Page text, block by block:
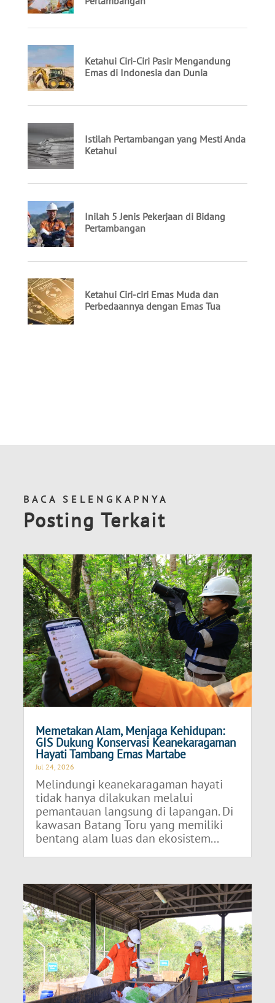
BACA SELENGKAPNYA
Posting Terkait
Memetakan Alam, Menjaga Kehidupan:
GIS Dukung Konservasi Keanekaragaman
Hayati Tambang Emas Martabe
Jul 24, 2026
Melindungi keanekaragaman hayati
tidak hanya dilakukan melalui
pemantauan langsung di lapangan. Di
kawasan Batang Toru yang memiliki
bentang alam luas dan ekosistem...